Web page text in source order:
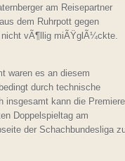
am Reisepartner
dem Ruhrpott gegen
nicht vÃ¶llig miÃŸglÃ¼ckte.
waren es an diesem
durch technische
insgesamt kann die Premiere
Doppelspieltag am
der Schachbundesliga